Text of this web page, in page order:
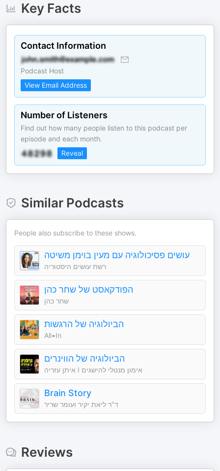
Key Facts
Contact Information
Podcast Host
View Email Address
Number of Listeners
Find out how many people listen to this podcast per
episode and each month.
Reveal
Similar Podcasts
People also subscribe to these shows.
עושים פסיכולוגיה עם מעין בוימן משיטה
רשת עושים היסטוריה
הפודקאסט של שחר כהן
שחר כהן
הביולוגיה של הרגשות
All•In
הביולוגיה של הווינרים
איתן עזריה I אימון מנטלי להישגים
Brain Story
ד"ר ליאת יקיר ועומר שריר
Reviews